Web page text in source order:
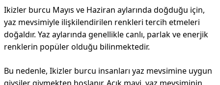
Ikizler burcu Mayıs ve Haziran aylarında doğduğu için,
yaz mevsimiyle ilişkilendirilen renkleri tercih etmeleri
doğaldır. Yaz aylarında genellikle canlı, parlak ve enerjik
renklerin popüler olduğu bilinmektedir.
Bu nedenle, Ikizler burcu insanları yaz mevsimine uygun